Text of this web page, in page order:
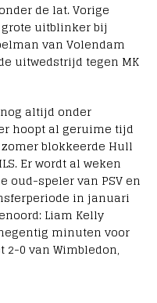
de lat. Vorige
grote uitblinker bij
van Volendam
uitwedstrijd tegen MK
altijd onder
hoopt al geruime tijd
blokkeerde Hull
Er wordt al weken
oud-speler van PSV en
in januari
Liam Kelly
minuten voor
2-0 van Wimbledon,